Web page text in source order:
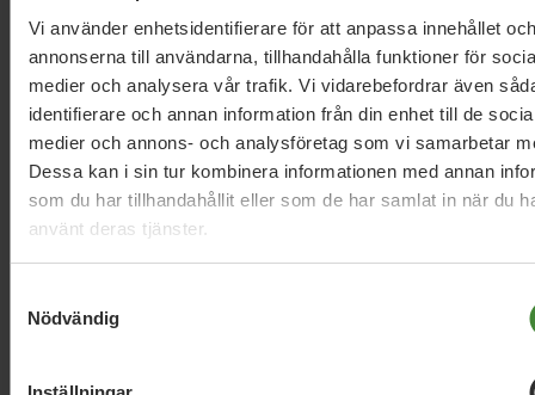
Vi använder enhetsidentifierare för att anpassa innehållet och
annonserna till användarna, tillhandahålla funktioner för
medier och analysera vår trafik. Vi vidarebefordrar även
identifierare och annan information från din enhet till de
medier och annons- och analysföretag som vi samarbetar
Dessa kan i sin tur kombinera informationen med annan
som du har tillhandahållit eller som de har samlat in när du
använt deras tjänster.
Nödvändig
Dela denna sida och hjälp oss